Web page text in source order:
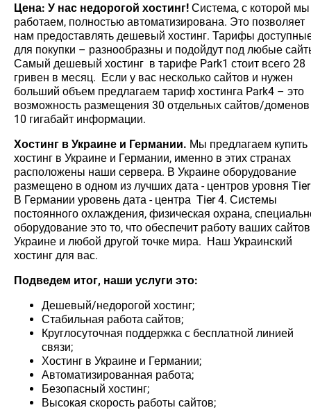
Цена: У нас недорогой хостинг! Система, с которой мы
работаем, полностью автоматизирована. Это позволяет
нам предоставлять дешевый хостинг. Тарифы
для покупки – разнообразны и подойдут под любые
Самый дешевый хостинг в тарифе Park1 стоит всего 28
гривен в месяц. Если у вас несколько сайтов и нужен
больший объем предлагаем тариф хостинга Park4 – это
возможность размещения 30 отдельных сайтов/
10 гигабайт информации.
Хостинг в Украине и Германии. Мы предлагаем купить
хостинг в Украине и Германии, именно в этих странах
расположены наши сервера. В Украине оборудование
размещено в одном из лучших дата - центров уровня
В Германии уровень дата - центра Tier 4. Системы
постоянного охлаждения, физическая охрана,
оборудование это то, что обеспечит работу ваших
Украине и любой другой точке мира. Наш Украинский
хостинг для вас.
Подведем итог, наши услуги это:
Дешевый/недорогой хостинг;
Стабильная работа сайтов;
Круглосуточная поддержка с бесплатной линией
связи;
Хостинг в Украине и Германии;
Автоматизированная работа;
Безопасный хостинг;
Высокая скорость работы сайтов;